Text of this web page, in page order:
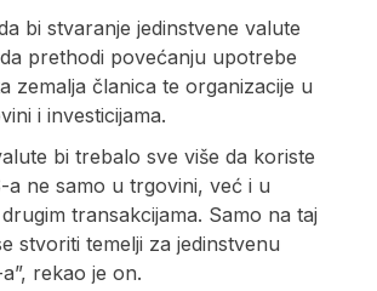
bi stvaranje jedinstvene valute
prethodi povećanju upotrebe
zemalja članica te organizacije u
i investicijama.
bi trebalo sve više da koriste
a ne samo u trgovini, već i u
transakcijama. Samo na taj
stvoriti temelji za jedinstvenu
rekao je on.